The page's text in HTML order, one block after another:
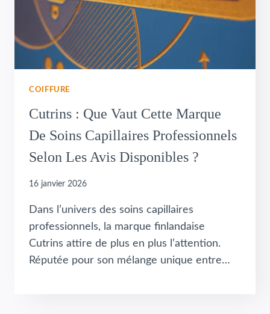
COIFFURE
Cutrins : Que Vaut Cette Marque
De Soins Capillaires Professionnels
Selon Les Avis Disponibles ?
16 janvier 2026
Dans l’univers des soins capillaires
professionnels, la marque finlandaise
Cutrins attire de plus en plus l’attention.
Réputée pour son mélange unique entre…